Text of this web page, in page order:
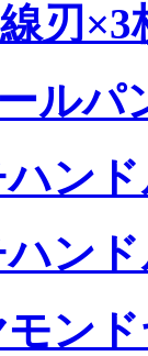
刃×3
ルパ
ン
ン
ン